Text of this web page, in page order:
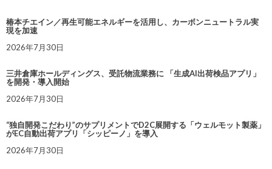
椿本チエイン／再生可能エネルギーを活用し、カーボンニュートラル実
現を加速
2026年7月30日
三井倉庫ホールディングス、受託物流業務に 「生成AI出荷検品アプリ」
を開発・導入開始
2026年7月30日
“独自開発こだわり”のサプリメントでD2C展開する「ウェルモット製薬」
がEC自動出荷アプリ「シッピーノ」を導入
2026年7月30日